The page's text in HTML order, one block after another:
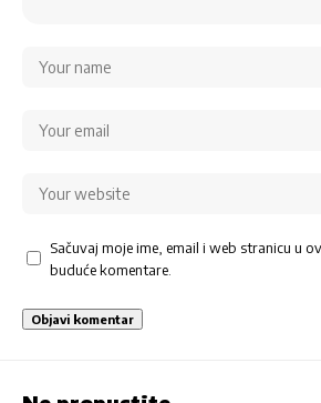
Sačuvaj moje ime, email i web stranicu u
buduće komentare.